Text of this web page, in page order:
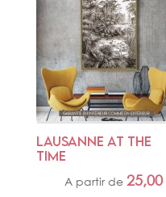
LAUSANNE AT THE
TIME
A partir de 25,00